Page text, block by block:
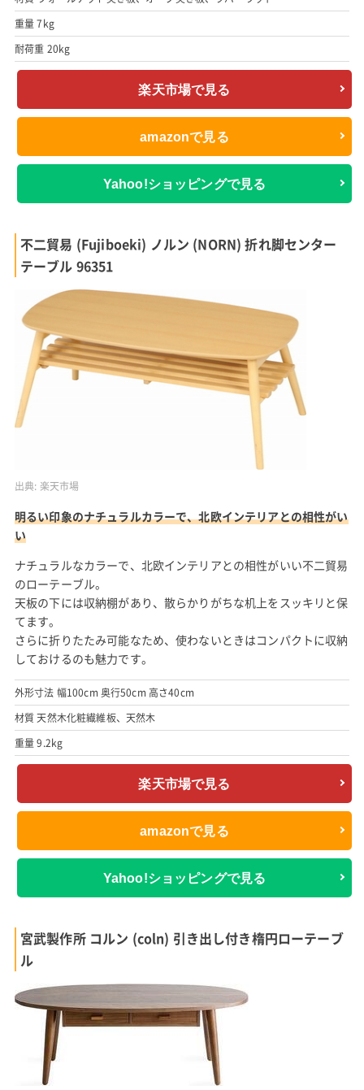
重量 7kg
耐荷重 20kg
楽天市場で見る
amazonで見る
Yahoo!ショッピングで見る
不二貿易 (Fujiboeki) ノルン (NORN) 折れ脚センター
テーブル 96351
出典: 楽天市場
明るい印象のナチュラルカラーで、北欧インテリアとの相性がい
い
ナチュラルなカラーで、北欧インテリアとの相性がいい不二貿易
のローテーブル。
天板の下には収納棚があり、散らかりがちな机上をスッキリと保
てます。
さらに折りたたみ可能なため、使わないときはコンパクトに収納
しておけるのも魅力です。
外形寸法 幅100cm 奥行50cm 高さ40cm
材質 天然木化粧繊維板、天然木
重量 9.2kg
楽天市場で見る
amazonで見る
Yahoo!ショッピングで見る
宮武製作所 コルン (coln) 引き出し付き楕円ローテーブ
ル